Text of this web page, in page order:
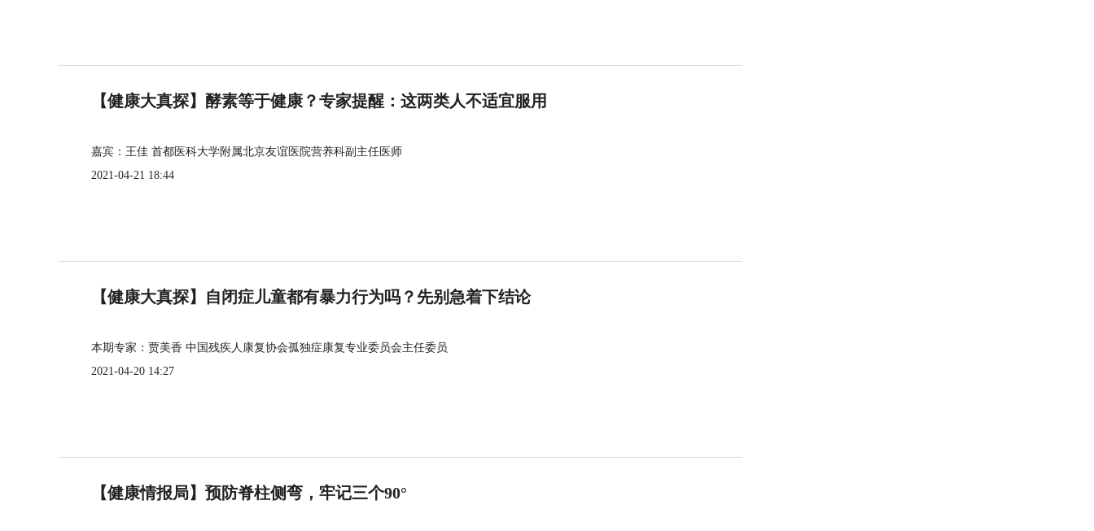
【健康大真探】酵素等于健康？专家提醒：这两类人不适宜服用
嘉宾：王佳 首都医科大学附属北京友谊医院营养科副主任医师
2021-04-21 18:44
【健康大真探】自闭症儿童都有暴力行为吗？先别急着下结论
本期专家：贾美香 中国残疾人康复协会孤独症康复专业委员会主任委员
2021-04-20 14:27
【健康情报局】预防脊柱侧弯，牢记三个90°